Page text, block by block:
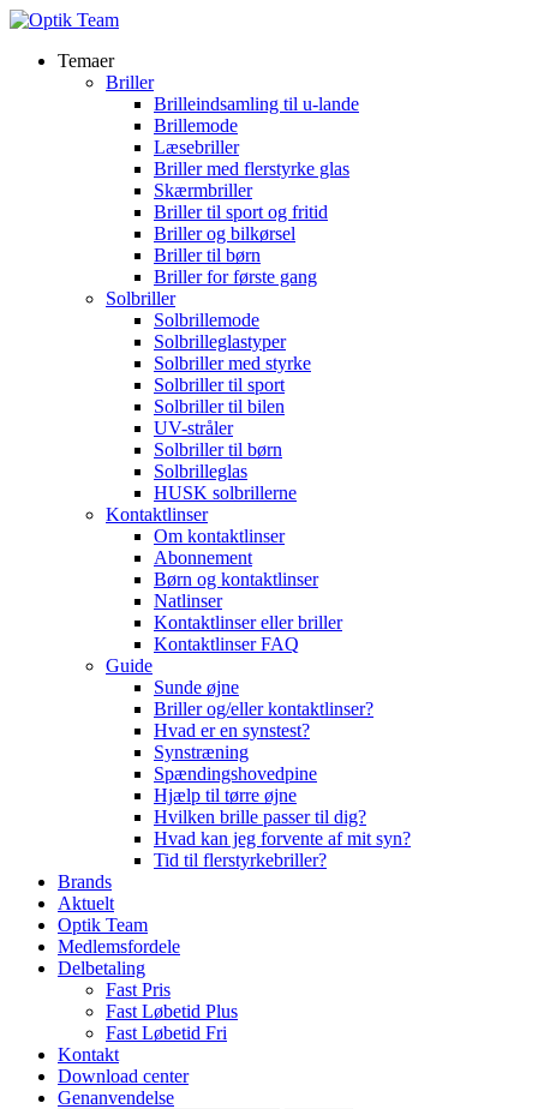
Temaer
Briller
Brilleindsamling til u-lande
Brillemode
Læsebriller
Briller med flerstyrke glas
Skærmbriller
Briller til sport og fritid
Briller og bilkørsel
Briller til børn
Briller for første gang
Solbriller
Solbrillemode
Solbrilleglastyper
Solbriller med styrke
Solbriller til sport
Solbriller til bilen
UV-stråler
Solbriller til børn
Solbrilleglas
HUSK solbrillerne
Kontaktlinser
Om kontaktlinser
Abonnement
Børn og kontaktlinser
Natlinser
Kontaktlinser eller briller
Kontaktlinser FAQ
Guide
Sunde øjne
Briller og/eller kontaktlinser?
Hvad er en synstest?
Synstræning
Spændingshovedpine
Hjælp til tørre øjne
Hvilken brille passer til dig?
Hvad kan jeg forvente af mit syn?
Tid til flerstyrkebriller?
Brands
Aktuelt
Optik Team
Medlemsfordele
Delbetaling
Fast Pris
Fast Løbetid Plus
Fast Løbetid Fri
Kontakt
Download center
Genanvendelse